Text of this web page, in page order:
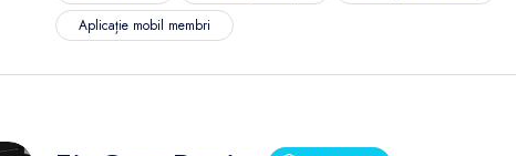
Aplicație mobil membri